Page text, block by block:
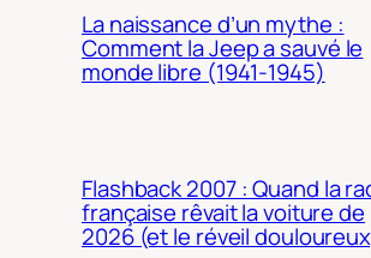
La naissance d’un mythe :
Comment la Jeep a sauvé le
monde libre (1941-1945)
Flashback 2007 : Quand la
française rêvait la voiture de
2026 (et le réveil